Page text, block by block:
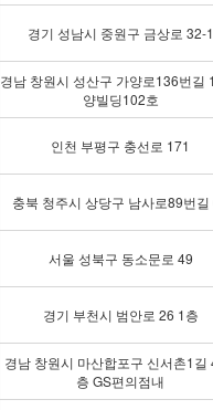
경기 성남시 중원구 금상로 32-1
경남 창원시 성산구 가양로136번길
양빌딩102호
인천 부평구 충선로 171
충북 청주시 상당구 남사로89번길
서울 성북구 동소문로 49
경기 부천시 범안로 26 1층
경남 창원시 마산합포구 신서촌1길
층 GS편의점내